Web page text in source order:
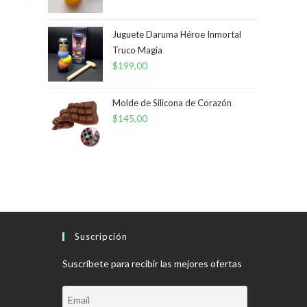
era:
$120,00.
es:
Juguete Daruma Héroe Inmortal
Truco Magia
$199,00
Molde de Silicona de Corazón
$145,00
Suscripción
Suscríbete para recibir las mejores ofertas